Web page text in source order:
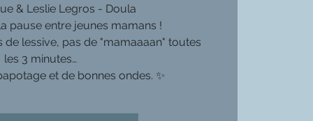
& Leslie Legros - Doula
la pause entre jeunes mamans !
de lessive, pas de "mamaaaan" toutes
les 3 minutes…
et de bonnes ondes. ✨